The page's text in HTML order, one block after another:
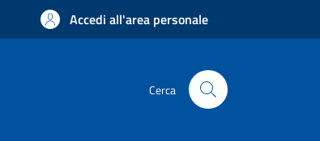
Accedi all'area personale
Cerca